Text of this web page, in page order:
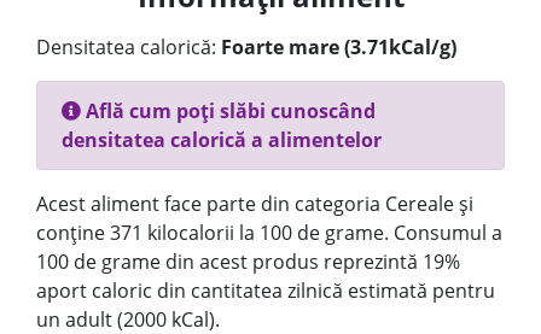
Densitatea calorică: Foarte mare (3.71kCal/g)
Află cum poți slăbi cunoscând
densitatea calorică a alimentelor
Acest aliment face parte din categoria Cereale și
conține 371 kilocalorii la 100 de grame. Consumul a
100 de grame din acest produs reprezintă 19%
aport caloric din cantitatea zilnică estimată pentru
un adult (2000 kCal).